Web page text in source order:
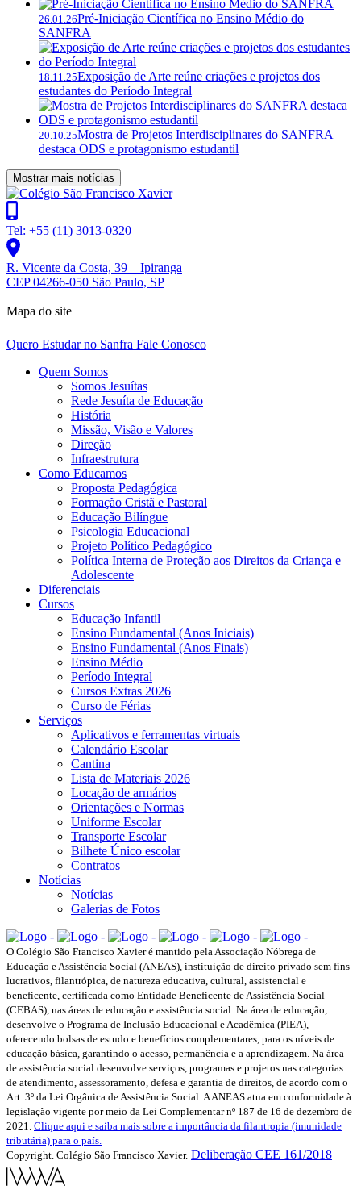
26.01.26Pré-Iniciação Científica no Ensino Médio do
SANFRA
18.11.25Exposição de Arte reúne criações e projetos dos
estudantes do Período Integral
20.10.25Mostra de Projetos Interdisciplinares do SANFRA
destaca ODS e protagonismo estudantil
Mostrar mais notícias
Tel: +55 (11) 3013-0320
R. Vicente da Costa, 39 – Ipiranga
CEP 04266-050 São Paulo, SP
Mapa do site
Quero Estudar no Sanfra Fale Conosco
Quem Somos
Somos Jesuítas
Rede Jesuíta de Educação
História
Missão, Visão e Valores
Direção
Infraestrutura
Como Educamos
Proposta Pedagógica
Formação Cristã e Pastoral
Educação Bilíngue
Psicologia Educacional
Projeto Político Pedagógico
Política Interna de Proteção aos Direitos da Criança e
Adolescente
Diferenciais
Cursos
Educação Infantil
Ensino Fundamental (Anos Iniciais)
Ensino Fundamental (Anos Finais)
Ensino Médio
Período Integral
Cursos Extras 2026
Curso de Férias
Serviços
Aplicativos e ferramentas virtuais
Calendário Escolar
Cantina
Lista de Materiais 2026
Locação de armários
Orientações e Normas
Uniforme Escolar
Transporte Escolar
Bilhete Único escolar
Contratos
Notícias
Notícias
Galerias de Fotos
O Colégio São Francisco Xavier é mantido pela Associação Nóbrega de
Educação e Assistência Social (ANEAS), instituição de direito privado sem fins
lucrativos, filantrópica, de natureza educativa, cultural, assistencial e
beneficente, certificada como Entidade Beneficente de Assistência Social
(CEBAS), nas áreas de educação e assistência social. Na área de educação,
desenvolve o Programa de Inclusão Educacional e Acadêmica (PIEA),
oferecendo bolsas de estudo e benefícios complementares, para os níveis de
educação básica, garantindo o acesso, permanência e a aprendizagem. Na área
de assistência social desenvolve serviços, programas e projetos nas categorias
de atendimento, assessoramento, defesa e garantia de direitos, de acordo com o
Art. 3º da Lei Orgânica de Assistência Social. A ANEAS atua em conformidade à
legislação vigente por meio da Lei Complementar nº 187 de 16 de dezembro de
2021. Clique aqui e saiba mais sobre a importância da filantropia (imunidade
tributária) para o país.
Copyright. Colégio São Francisco Xavier. Deliberação CEE 161/2018